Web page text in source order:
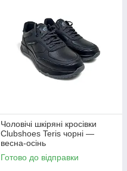
Чоловічі шкіряні кросівки
Clubshoes Teris чорні —
весна-осінь
Готово до відправки